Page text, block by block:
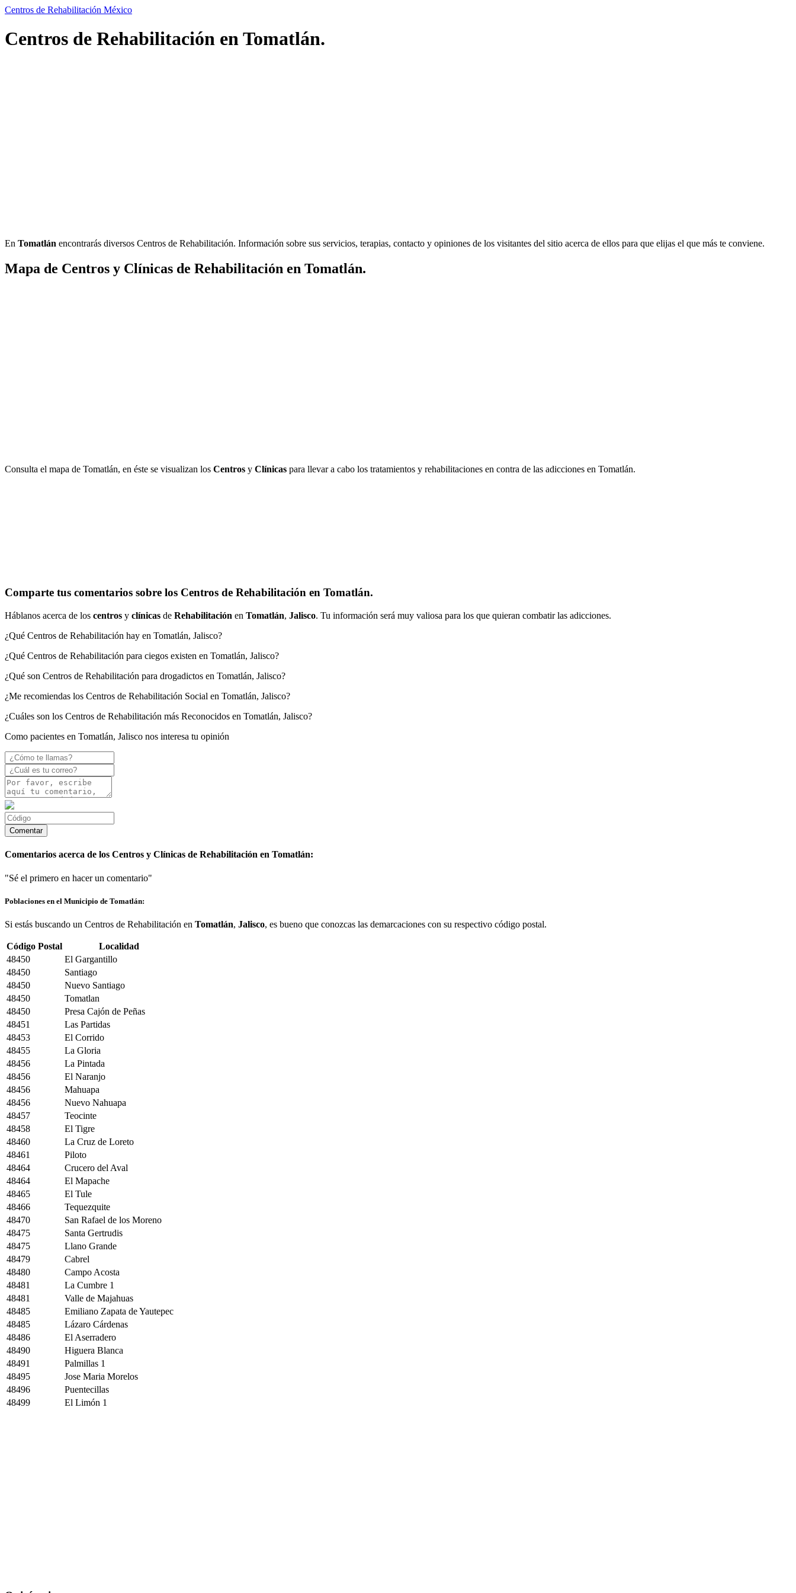
Centros de Rehabilitación México
Centros de Rehabilitación en Tomatlán.
En Tomatlán encontrarás diversos Centros de Rehabilitación. Información sobre sus servicios, terapias, contacto y opiniones de los visitantes del sitio acerca de ellos para que elijas el que más te conviene.
Mapa de Centros y Clínicas de Rehabilitación en Tomatlán.
Consulta el mapa de Tomatlán, en éste se visualizan los Centros y Clínicas para llevar a cabo los tratamientos y rehabilitaciones en contra de las adicciones en Tomatlán.
Comparte tus comentarios sobre los Centros de Rehabilitación en Tomatlán.
Háblanos acerca de los centros y clínicas de Rehabilitación en Tomatlán, Jalisco. Tu información será muy valiosa para los que quieran combatir las adicciones.
¿Qué Centros de Rehabilitación hay en Tomatlán, Jalisco?
¿Qué Centros de Rehabilitación para ciegos existen en Tomatlán, Jalisco?
¿Qué son Centros de Rehabilitación para drogadictos en Tomatlán, Jalisco?
¿Me recomiendas los Centros de Rehabilitación Social en Tomatlán, Jalisco?
¿Cuáles son los Centros de Rehabilitación más Reconocidos en Tomatlán, Jalisco?
Como pacientes en Tomatlán, Jalisco nos interesa tu opinión
Comentarios acerca de los Centros y Clínicas de Rehabilitación en Tomatlán:
"Sé el primero en hacer un comentario"
Poblaciones en el Municipio de Tomatlán:
Si estás buscando un Centros de Rehabilitación en Tomatlán, Jalisco, es bueno que conozcas las demarcaciones con su respectivo código postal.
Código Postal
Localidad
48450
El Gargantillo
48450
Santiago
48450
Nuevo Santiago
48450
Tomatlan
48450
Presa Cajón de Peñas
48451
Las Partidas
48453
El Corrido
48455
La Gloria
48456
La Pintada
48456
El Naranjo
48456
Mahuapa
48456
Nuevo Nahuapa
48457
Teocinte
48458
El Tigre
48460
La Cruz de Loreto
48461
Piloto
48464
Crucero del Aval
48464
El Mapache
48465
El Tule
48466
Tequezquite
48470
San Rafael de los Moreno
48475
Santa Gertrudis
48475
Llano Grande
48479
Cabrel
48480
Campo Acosta
48481
La Cumbre 1
48481
Valle de Majahuas
48485
Emiliano Zapata de Yautepec
48485
Lázaro Cárdenas
48486
El Aserradero
48490
Higuera Blanca
48491
Palmillas 1
48495
Jose Maria Morelos
48496
Puentecillas
48499
El Limón 1